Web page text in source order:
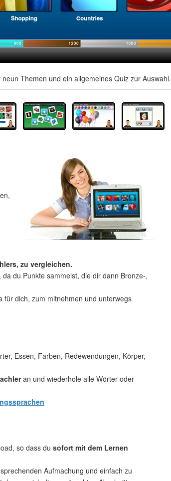
Themen und ein allgemeines Quiz zur Auswahl.
zu vergleichen.
, da du Punkte sammelst, die dir dann Bronze-,
für dich, zum mitnehmen und unterwegs
Essen, Farben, Redewendungen, Körper,
an und wiederhole alle Wörter oder
so dass du sofort mit dem Lernen
Aufmachung und einfach zu